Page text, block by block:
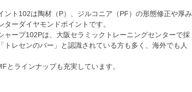
ント102は陶材（P）、 ジルコニア（PF）の形態修正や厚み
ターダイヤモンドポイントです。
ャープ102Pは、大阪セラミックトレーニングセンターで採
トレセンのバー」と認識されている方も多く、海外でも人
とラインナップも充実しています。